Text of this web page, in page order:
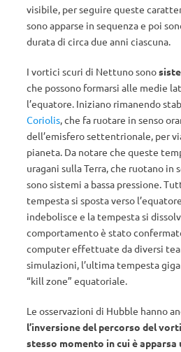
visibile, per seguire queste
sono apparse in sequenza e poi
durata di circa due anni ciascuna.
I vortici scuri di Nettuno sono
che possono formarsi alle medie
l’equatore. Iniziano rimanendo
Coriolis, che fa ruotare in senso
dell’emisfero settentrionale, per
pianeta. Da notare che queste
uragani sulla Terra, che ruotano in
sono sistemi a bassa pressione.
tempesta si sposta verso
indebolisce e la tempesta si
comportamento è stato
computer effettuate da diversi
simulazioni, l’ultima tempesta
“kill zone” equatoriale.
Le osservazioni di Hubble hanno
l’inversione del percorso del
stesso momento in cui è apparsa